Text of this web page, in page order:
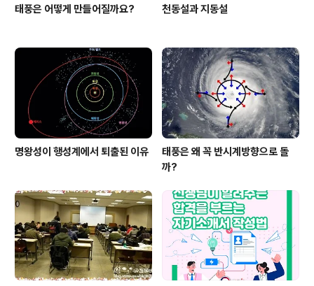
태풍은 어떻게 만들어질까요? 천동설과 지동설
명왕성이 행성계에서 퇴출된 이유
태풍은 왜 꼭 반시계방향으로 돌
까?